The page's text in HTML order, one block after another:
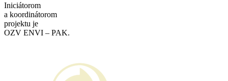
Iniciátorom
a koordinátorom
projektu je
OZV ENVI – PAK.